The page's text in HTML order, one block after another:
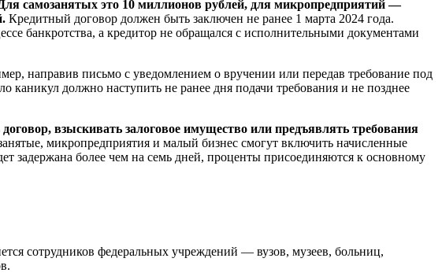
самозанятых это 10 миллионов рублей, для микропредприятий —
Кредитный договор должен быть заключен не ранее 1 марта 2024 года.
банкротства, а кредитор не обращался с исполнительными документами
направив письмо с уведомлением о вручении или передав требование под
должно наступить не ранее дня подачи требования и не позднее
взыскивать залоговое имущество или предъявлять требования
микропредприятия и малый бизнес смогут включить начисленные
задержана более чем на семь дней, проценты присоединяются к основному
сотрудников федеральных учреждений — вузов, музеев, больниц,